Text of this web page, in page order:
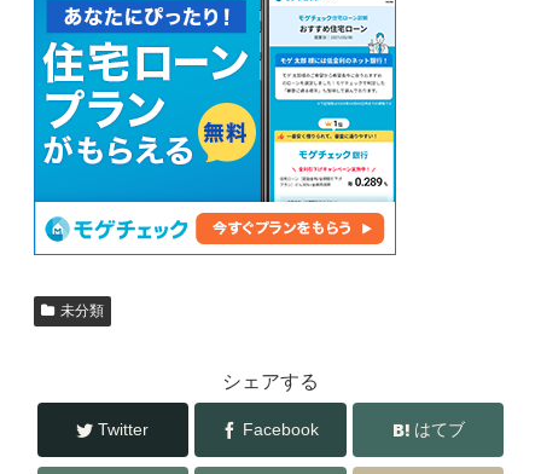
b
o
o
k
未分類
シェアする
Twitter Facebook はてブ